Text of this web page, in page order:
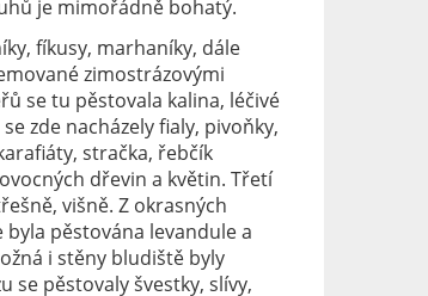
je mimořádně bohatý.
fíkusy, marhaníky, dále
zimostrázovými
se tu pěstovala kalina, léčivé
zde nacházely fialy, pivoňky,
stračka, řebčík
dřevin a květin. Třetí
višně. Z okrasných
pěstována levandule a
i stěny bludiště byly
se pěstovaly švestky, slívy,